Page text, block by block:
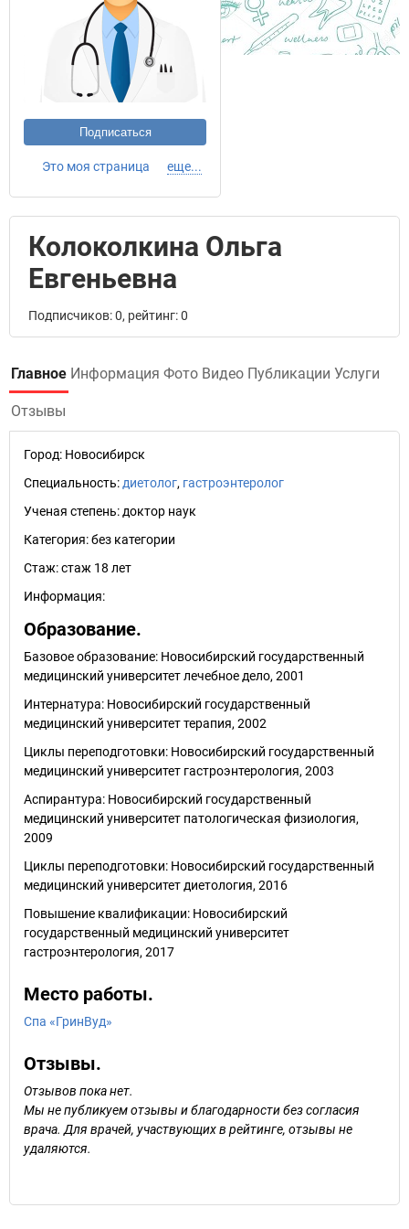
Подписаться
Это моя страница еще...
Колоколкина Ольга
Евгеньевна
Подписчиков: 0, рейтинг: 0
Главное Информация Фото Видео Публикации Услуги
Отзывы
Город: Новосибирск
Специальность: диетолог, гастроэнтеролог
Ученая степень: доктор наук
Категория:без категории
Стаж:стаж 18 лет
Информация:
Образование.
Базовое образование: Новосибирский государственный
медицинский университет лечебное дело, 2001
Интернатура: Новосибирский государственный
медицинский университет терапия, 2002
Циклы переподготовки: Новосибирский государственный
медицинский университет гастроэнтерология, 2003
Аспирантура: Новосибирский государственный
медицинский университет патологическая физиология,
2009
Циклы переподготовки: Новосибирский государственный
медицинский университет диетология, 2016
Повышение квалификации: Новосибирский
государственный медицинский университет
гастроэнтерология, 2017
Место работы.
Спа «ГринВуд»
Отзывы.
Отзывов пока нет.
Мы не публикуем отзывы и благодарности без согласия
врача. Для врачей, участвующих в рейтинге, отзывы не
удаляются.